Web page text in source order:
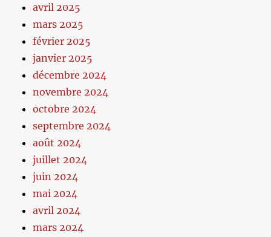
avril 2025
mars 2025
février 2025
janvier 2025
décembre 2024
novembre 2024
octobre 2024
septembre 2024
août 2024
juillet 2024
juin 2024
mai 2024
avril 2024
mars 2024